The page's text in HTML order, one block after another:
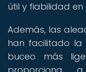
útil y fiabilidad en
Además, las
han facilitado la
buceo más